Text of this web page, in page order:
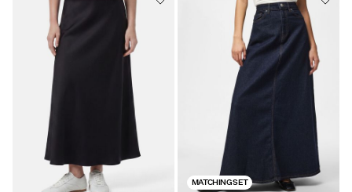
MATCHING SET